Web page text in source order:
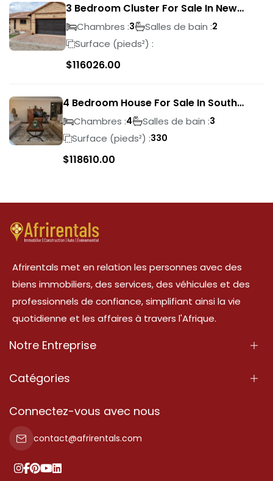
3 Bedroom Cluster For Sale In New
Market Park
Chambres :3 Salles de bain :2
Surface (pieds²) :
$116026.00
4 Bedroom House For Sale In South
CrestChambres :4 Salles de bain :3
Surface (pieds²) :330
$118610.00
Afrirentals met en relation les personnes avec des
biens immobiliers, des services, des véhicules et des
professionnels de confiance, simplifiant ainsi la vie
quotidienne et les affaires à travers l'Afrique.
Notre Entreprise
À Propos
Conditions d'Utilisation
Politique de Confidentialité
Catégories
Propriété
Propriété à vendre
Propriété à louer
Ajoutez votre témoignage
Connectez-vous avec nous
contact@afrirentals.com